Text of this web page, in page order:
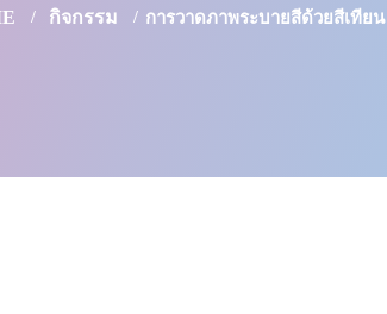
กิจกรรม การวาดภาพระบายสีด้วยสีเทียน